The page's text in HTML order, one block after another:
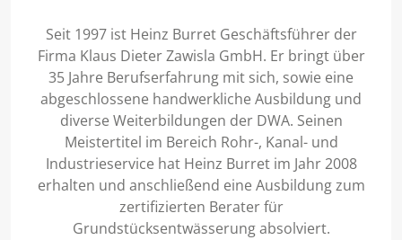
Seit 1997 ist Heinz Burret Geschäftsführer der
Firma Klaus Dieter Zawisla GmbH. Er bringt über
35 Jahre Berufserfahrung mit sich, sowie eine
abgeschlossene handwerkliche Ausbildung und
diverse Weiterbildungen der DWA. Seinen
Meistertitel im Bereich Rohr-, Kanal- und
Industrieservice hat Heinz Burret im Jahr 2008
erhalten und anschließend eine Ausbildung zum
zertifizierten Berater für
Grundstücksentwässerung absolviert.